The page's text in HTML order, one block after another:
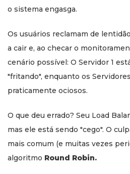
o sistema engasga.
Os usuários reclamam de
a cair e, ao checar o
cenário possível: O Servidor 1
"fritando", enquanto os
praticamente ociosos.
O que deu errado? Seu Load
mas ele está sendo "cego". O
mais comum (e muitas vezes
algoritmo Round Robin.